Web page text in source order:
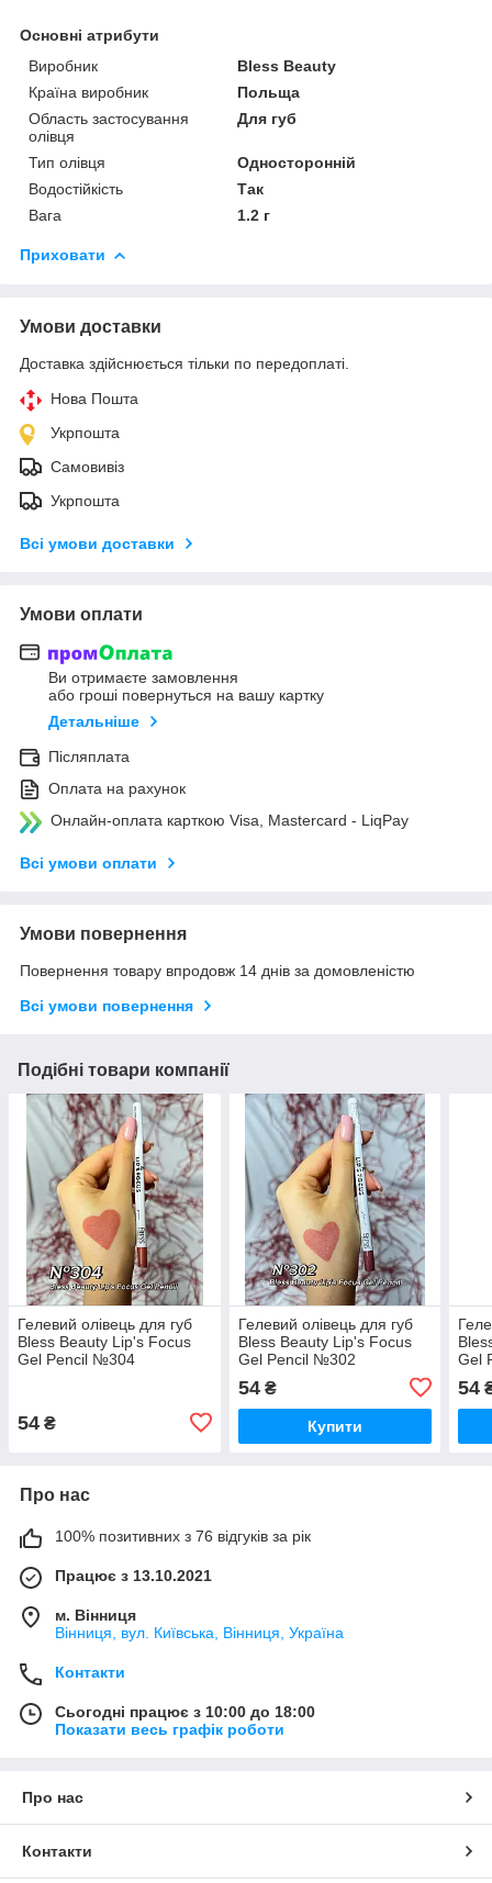
Основні атрибути
Виробник
Bless Beauty
Країна виробник
Польща
Область застосування
олівця
Для губ
Тип олівця
Односторонній
Водостійкість
Так
Вага
1.2 г
Приховати
Умови доставки
Доставка здійснюється тільки по передоплаті.
Нова Пошта
Укрпошта
Самовивіз
Укрпошта
Всі умови доставки
Умови оплати
Ви отримаєте замовлення
або гроші повернуться на вашу картку
Детальніше
Післяплата
Оплата на рахунок
Онлайн-оплата карткою Visa, Mastercard - LiqPay
Всі умови оплати
Умови повернення
Повернення товару впродовж 14 днів за домовленістю
Всі умови повернення
Подібні товари компанії
Гелевий олівець для губ
Bless Beauty Lip's Focus
Gel Pencil №304
54 ₴
Гелевий олівець для губ
Bless Beauty Lip's Focus
Gel Pencil №302
54₴
Купити
Gel
54
Про нас
100% позитивних з 76 відгуків за рік
Працює з 13.10.2021
м. Вінниця
Вінниця, вул. Київська, Вінниця, Україна
Контакти
Сьогодні працює з 10:00 до 18:00
Показати весь графік роботи
Про нас
Контакти